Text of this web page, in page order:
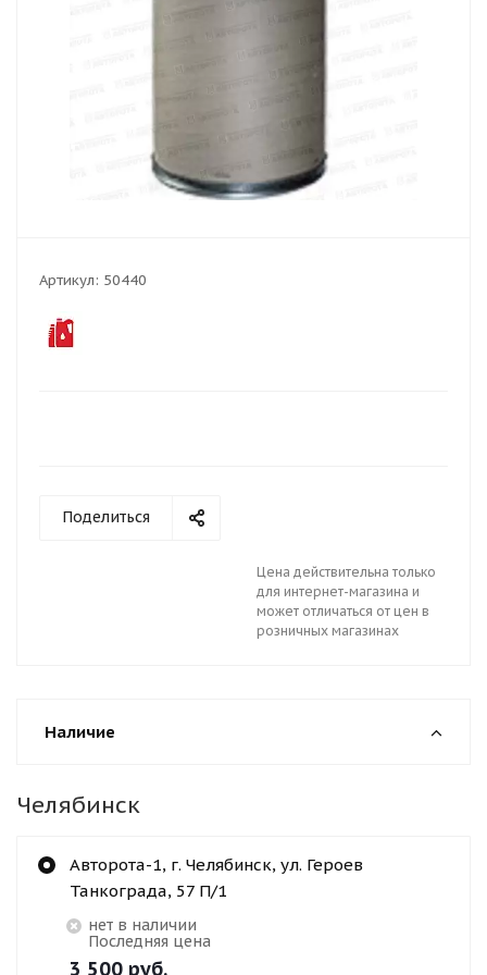
Артикул: 50440
Поделиться
Цена действительна только
для интернет-магазина и
может отличаться от цен в
розничных магазинах
Наличие
Челябинск
Авторота-1, г. Челябинск, ул. Героев
Танкограда, 57 П/1
Нет в наличии
Последняя цена
3 500 руб.